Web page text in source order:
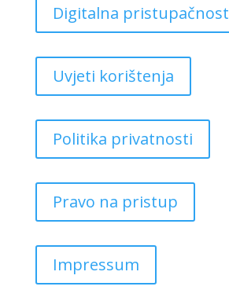
Digitalna pristupačnost
Uvjeti korištenja
Politika privatnosti
Pravo na pristup
Impressum